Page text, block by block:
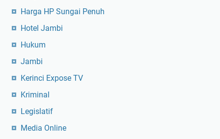
Harga HP Sungai Penuh
Hotel Jambi
Hukum
Jambi
Kerinci Expose TV
Kriminal
Legislatif
Media Online